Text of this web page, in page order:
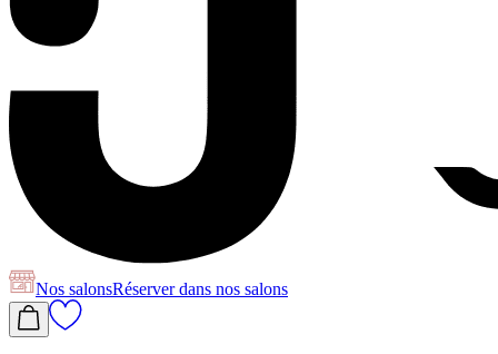
Nos salonsRéserverdans nos salons